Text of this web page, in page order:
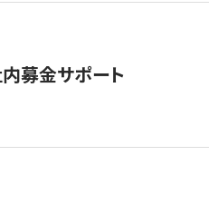
募金サポート